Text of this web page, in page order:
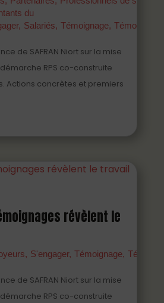
du
Salariés Témoignage Témoigner
de SAFRAN Niort sur la mise
RPS co-construite
Actions concrètes et premiers
révèlent le
S'engager Témoignage
de SAFRAN Niort sur la mise
RPS co-construite